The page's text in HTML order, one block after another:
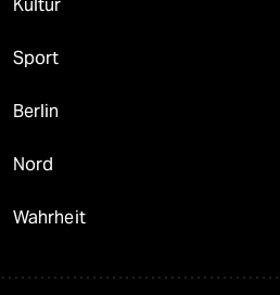
Kultur
Sport
Berlin
Nord
Wahrheit